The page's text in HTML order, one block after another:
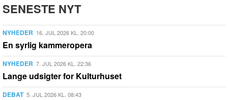
SENESTE NYT
NYHEDER 16. JUL 2026 KL. 20:00
En syrlig kammeropera
NYHEDER 7. JUL 2026 KL. 22:36
Lange udsigter for Kulturhuset
DEBAT 5. JUL 2026 KL. 08:43